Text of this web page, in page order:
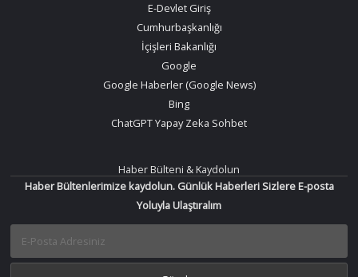
E-Devlet Giriş
Cumhurbaşkanlığı
İçişleri Bakanlığı
Google
Google Haberler (Google News)
Bing
ChatGPT Yapay Zeka Sohbet
Haber Bülteni & Kaydolun
Haber Bültenlerimize kaydolun. Günlük Haberleri Sizlere E-posta
Yoluyla Ulaştıralım